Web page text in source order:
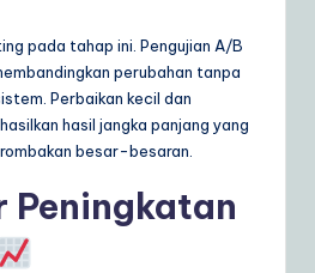
pada tahap ini. Pengujian A/B
perubahan tanpa
Perbaikan kecil dan
hasil jangka panjang yang
besar-besaran.
Peningkatan